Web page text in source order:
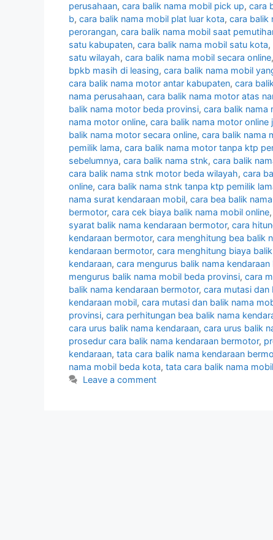
perusahaan, cara balik nama mobil pick up, cara
b, cara balik nama mobil plat luar kota, cara balik
perorangan, cara balik nama mobil saat
satu kabupaten, cara balik nama mobil satu kota,
satu wilayah, cara balik nama mobil secara online,
bpkb masih di leasing, cara balik nama mobil
cara balik nama motor antar kabupaten, cara
nama perusahaan, cara balik nama motor atas
balik nama motor beda provinsi, cara balik nama
nama motor online, cara balik nama motor online
balik nama motor secara online, cara balik nama
pemilik lama, cara balik nama motor tanpa ktp
sebelumnya, cara balik nama stnk, cara balik
cara balik nama stnk motor beda wilayah, cara
online, cara balik nama stnk tanpa ktp pemilik
nama surat kendaraan mobil, cara bea balik
bermotor, cara cek biaya balik nama mobil online,
syarat balik nama kendaraan bermotor, cara
kendaraan bermotor, cara menghitung bea balik
kendaraan bermotor, cara menghitung biaya
kendaraan, cara mengurus balik nama
mengurus balik nama mobil beda provinsi, cara
balik nama kendaraan bermotor, cara mutasi dan
kendaraan mobil, cara mutasi dan balik nama
provinsi, cara perhitungan bea balik nama
cara urus balik nama kendaraan, cara urus balik
prosedur cara balik nama kendaraan bermotor,
kendaraan, tata cara balik nama kendaraan
nama mobil beda kota, tata cara balik nama
Leave a comment